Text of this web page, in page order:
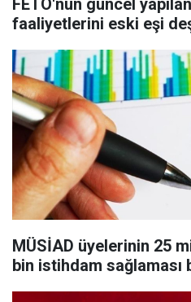
FETÖ'nün güncel
faaliyetlerini eski eşi
MÜSİAD üyelerinin 25
bin istihdam sağlaması